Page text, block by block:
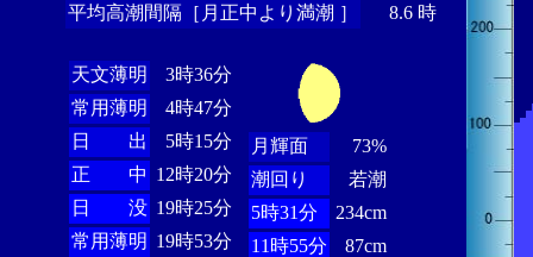
平均高潮間隔［月正中より満潮 ］
8.6 時
天文薄明
3時36分
常用薄明
4時47分
日 出
5時15分
正 中 12時20分
日 没 19時25分
常用薄明 19時53分
月輝面
73%
潮回り
若潮
5時31分
234cm
11時55分
87cm